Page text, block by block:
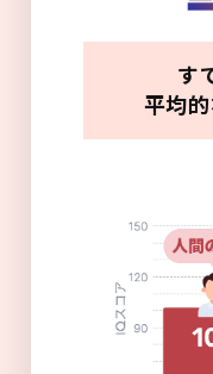
す
平均